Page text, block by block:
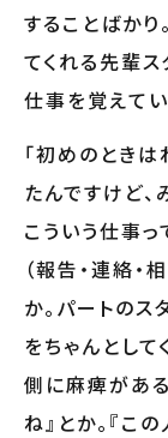
することばかり
てくれる先輩
仕事を覚えてい
「初めのとき
たんですけど、
こういう仕事っ
（報告・連絡・
か。パートのス
をちゃんとして
側に麻痺があ
ね』とか。『こ